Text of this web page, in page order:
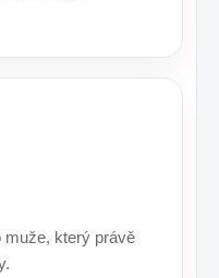
muže, který právě